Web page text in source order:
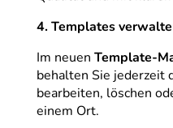
4. Templates
Im neuen Template-
behalten Sie jederzeit
bearbeiten, löschen
einem Ort.